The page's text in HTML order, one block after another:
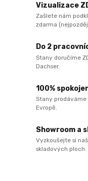
Vizualizace
Zašlete nám
zdarma
Do 2
Stany doručíme
Dachser.
100%
Stany prodáváme
Evropě.
Showroom a
Vyzkoušejte si
skladových ploch.